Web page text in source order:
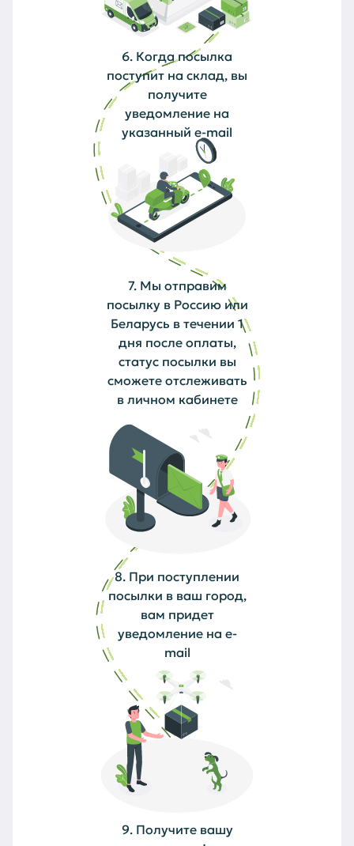
6. Когда посылка
поступит на склад, вы
получите
уведомление на
указанный e-mail
7. Мы отправим
посылку в Россию или
Беларусь в течении 1
дня после оплаты,
статус посылки вы
сможете отслеживать
в личном кабинете
8. При поступлении
посылки в ваш город,
вам придет
уведомление на e-
mail
9. Получите вашу